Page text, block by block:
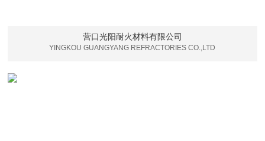
营口光阳耐火材料有限公司
YINGKOU GUANGYANG REFRACTORIES CO.,LTD